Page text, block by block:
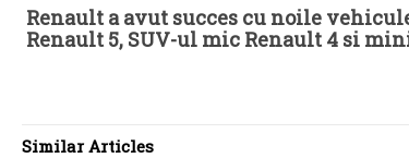
Renault a avut succes cu noile
Renault 5, SUV-ul mic Renault 4 si
Similar Articles